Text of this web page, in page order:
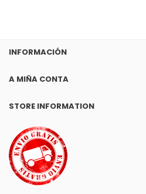
INFORMACIÓN
A MIÑA CONTA
STORE INFORMATION